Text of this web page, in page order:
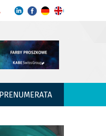
PRENUMERATA